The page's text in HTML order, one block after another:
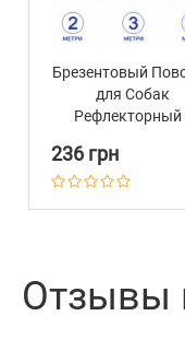
Брезентовый
для Собак
Рефлекторный
Карабином на
Barksi
236 грн
Отзывы